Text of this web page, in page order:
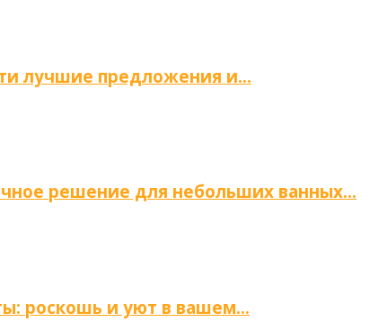
лучшие предложения и…
решение для небольших ванных…
роскошь и уют в вашем…